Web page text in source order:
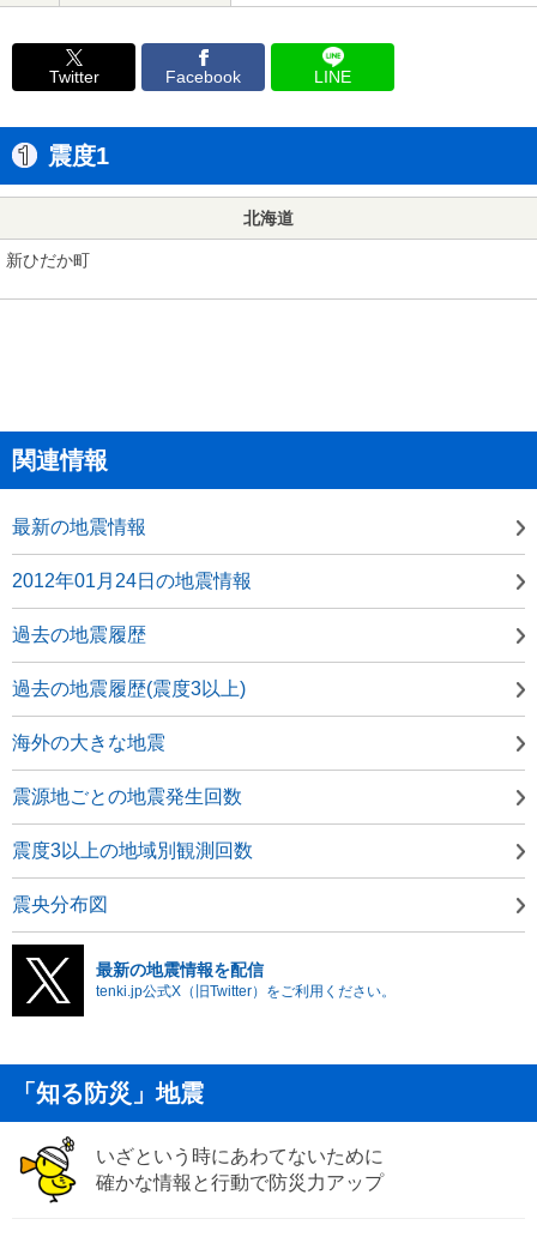
Twitter Facebook LINE
震度1
北海道
新ひだか町
関連情報
最新の地震情報
2012年01月24日の地震情報
過去の地震履歴
過去の地震履歴(震度3以上)
海外の大きな地震
震源地ごとの地震発生回数
震度3以上の地域別観測回数
震央分布図
最新の地震情報を配信
tenki.jp公式X（旧Twitter）をご利用ください。
「知る防災」地震
いざという時にあわてないために
確かな情報と行動で防災力アップ